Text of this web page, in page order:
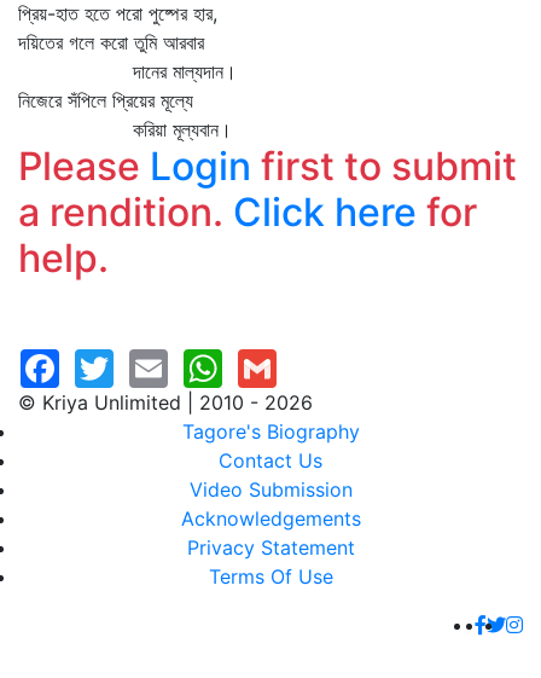
প্রিয়-হাত হতে পরো পুষ্পের হার,
দয়িতের গলে করো তুমি আরবার
দানের মাল্যদান।
নিজেরে সঁপিলে প্রিয়ের মূল্যে
করিয়া মূল্যবান।
Please Login first to submit
a rendition. Click here for
help.
© Kriya Unlimited | 2010 - 2026
Tagore's Biography
Contact Us
Video Submission
Acknowledgements
Privacy Statement
Terms Of Use